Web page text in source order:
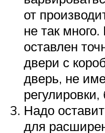
от
не так
оставлен
двери с
дверь, не
Надо
для